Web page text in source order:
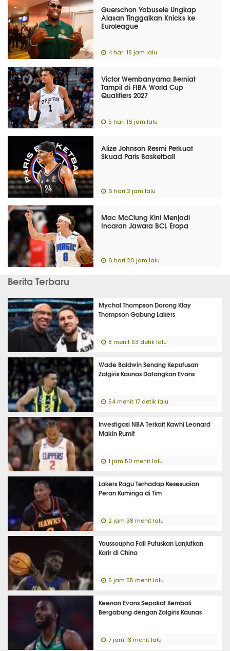
Guerschon Yabusele Ungkap
Alasan Tinggalkan Knicks ke
Euroleague
4 hari 18 jam lalu
Victor Wembanyama Berniat
Tampil di FIBA World Cup
Qualifiers 2027
5 hari 16 jam lalu
Alize Johnson Resmi Perkuat
Skuad Paris Basketball
6 hari 2 jam lalu
Mac McClung Kini Menjadi
Incaran Jawara BCL Eropa
6 hari 20 jam lalu
Berita Terbaru
Mychal Thompson Dorong Klay
Thompson Gabung Lakers
8 menit 53 detik lalu
Wade Baldwin Senang Keputusan
Zalgiris Kaunas Datangkan Evans
54 menit 17 detik lalu
Investigasi NBA Terkait Kawhi Leonard
Makin Rumit
1 jam 50 menit lalu
Lakers Ragu Terhadap Kesesuaian
Peran Kuminga di Tim
2 jam 38 menit lalu
Youssoupha Fall Putuskan Lanjutkan
Karir di China
5 jam 55 menit lalu
Keenan Evans Sepakat Kembali
Bergabung dengan Zalgiris Kaunas
7 jam 13 menit lalu